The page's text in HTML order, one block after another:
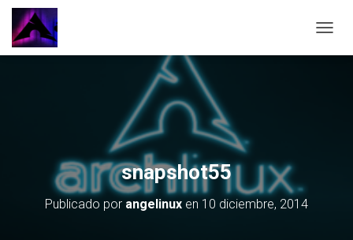
snapshot55
Publicado por angelinux en 10 diciembre, 2014